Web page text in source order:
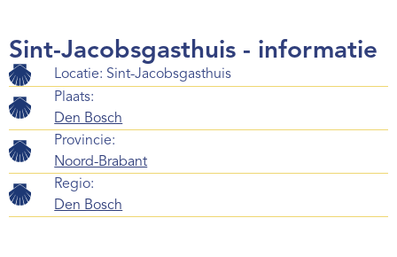
Sint-Jacobsgasthuis - informatie
Locatie: Sint-Jacobsgasthuis
Plaats:
Den Bosch
Provincie:
Noord-Brabant
Regio:
Den Bosch